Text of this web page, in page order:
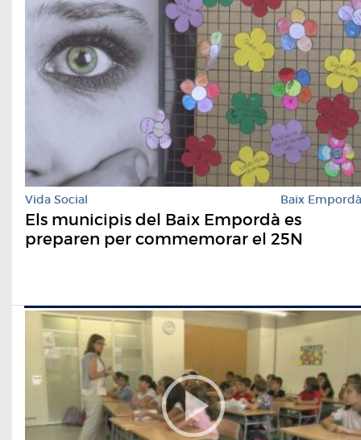
Vida Social Baix Empordà
Els municipis del Baix Empordà es
preparen per commemorar el 25N